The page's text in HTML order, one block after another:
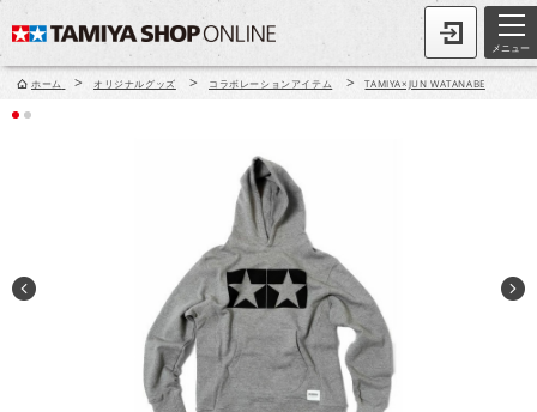
メニュー
ホーム > オリジナルグッズ > コラボレーションアイテム > TAMIYA×JUN WATANABE